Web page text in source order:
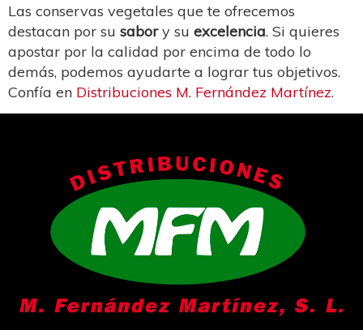
Las conservas vegetales que te ofrecemos
destacan por su sabory su excelencia. Si quieres
apostar por la calidad por encima de todo lo
demás, podemos ayudarte a lograr tus objetivos.
Confía en Distribuciones M. Fernández Martínez.